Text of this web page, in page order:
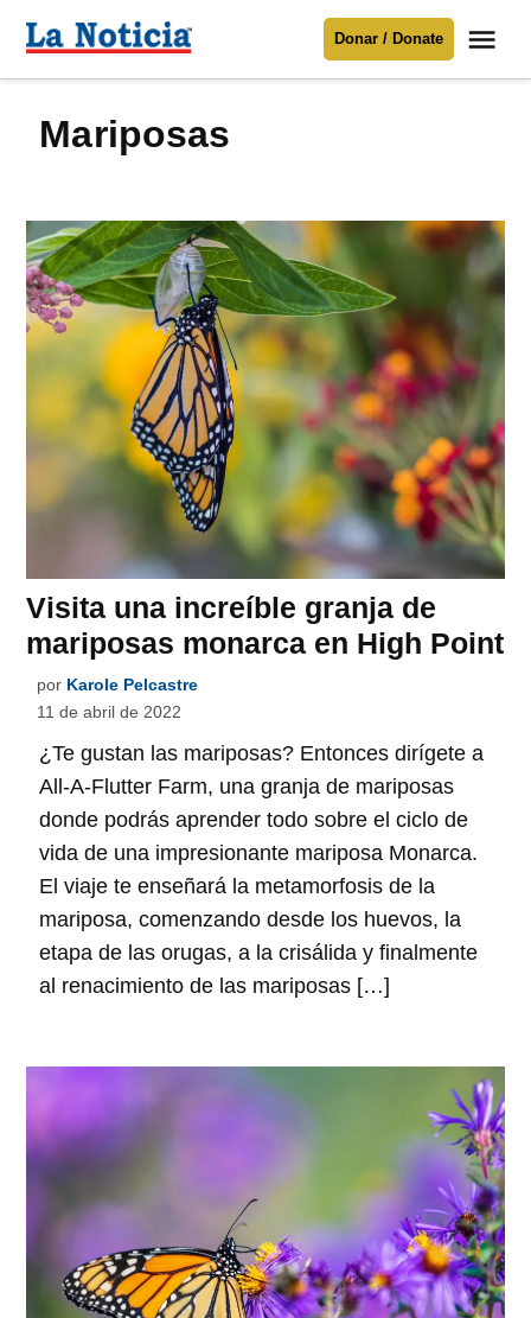
Para mantenerte informado necesitamos
contenido
Noticia
Donar / Donate
Mariposas
Visita una increíble granja de
mariposas monarca en High Point
por Karole Pelcastre
11 de abril de 2022
¿Te gustan las mariposas? Entonces dirígete a
All-A-Flutter Farm, una granja de mariposas
donde podrás aprender todo sobre el ciclo de
vida de una impresionante mariposa Monarca.
El viaje te enseñará la metamorfosis de la
mariposa, comenzando desde los huevos, la
etapa de las orugas, a la crisálida y finalmente
al renacimiento de las mariposas […]